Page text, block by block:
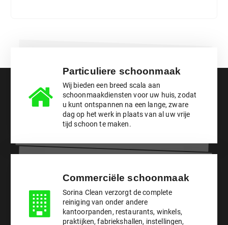
Particuliere schoonmaak
Wij bieden een breed scala aan
schoonmaakdiensten voor uw huis, zodat
u kunt ontspannen na een lange, zware
dag op het werk in plaats van al uw vrije
tijd schoon te maken.
Commerciële schoonmaak
Sorina Clean verzorgt de complete
reiniging van onder andere
kantoorpanden, restaurants, winkels,
praktijken, fabriekshallen, instellingen,